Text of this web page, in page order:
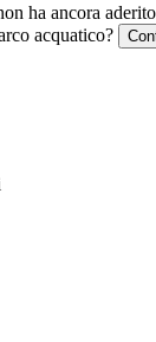
ha ancora
acquatico?